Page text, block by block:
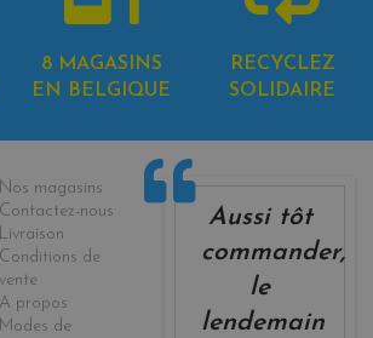
8 MAGASINS
EN BELGIQUE
RECYCLEZ
SOLIDAIRE
Nos magasins
Contactez-nous
Livraison
Conditions de
vente
A propos
Modes de
Aussi tôt
commander,
le
lendemain